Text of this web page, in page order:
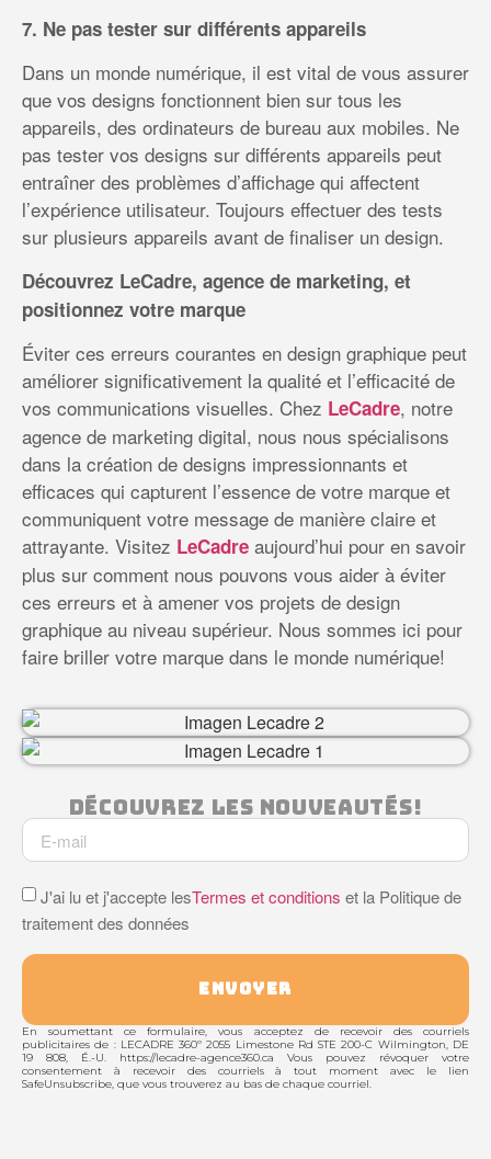
7. Ne pas tester sur différents appareils
Dans un monde numérique, il est vital de vous assurer
que vos designs fonctionnent bien sur tous les
appareils, des ordinateurs de bureau aux mobiles. Ne
pas tester vos designs sur différents appareils peut
entraîner des problèmes d’affichage qui affectent
l’expérience utilisateur. Toujours effectuer des tests
sur plusieurs appareils avant de finaliser un design.
Découvrez LeCadre, agence de marketing, et
positionnez votre marque
Éviter ces erreurs courantes en design graphique peut
améliorer significativement la qualité et l’efficacité de
vos communications visuelles. Chez LeCadre, notre
agence de marketing digital, nous nous spécialisons
dans la création de designs impressionnants et
efficaces qui capturent l’essence de votre marque et
communiquent votre message de manière claire et
attrayante. Visitez LeCadre aujourd’hui pour en savoir
plus sur comment nous pouvons vous aider à éviter
ces erreurs et à amener vos projets de design
graphique au niveau supérieur. Nous sommes ici pour
faire briller votre marque dans le monde numérique!
Découvrez Les Nouveautés!
J'ai lu et j'accepte lesTermes et conditions et la Politique de
traitement des données
ENVOYER
En soumettant ce formulaire, vous acceptez de recevoir des courriels
publicitaires de : LECADRE 360º 2055 Limestone Rd STE 200-C Wilmington, DE
19 808, É.-U. https://lecadre-agence360.ca Vous pouvez révoquer votre
consentement à recevoir des courriels à tout moment avec le lien
SafeUnsubscribe, que vous trouverez au bas de chaque courriel.